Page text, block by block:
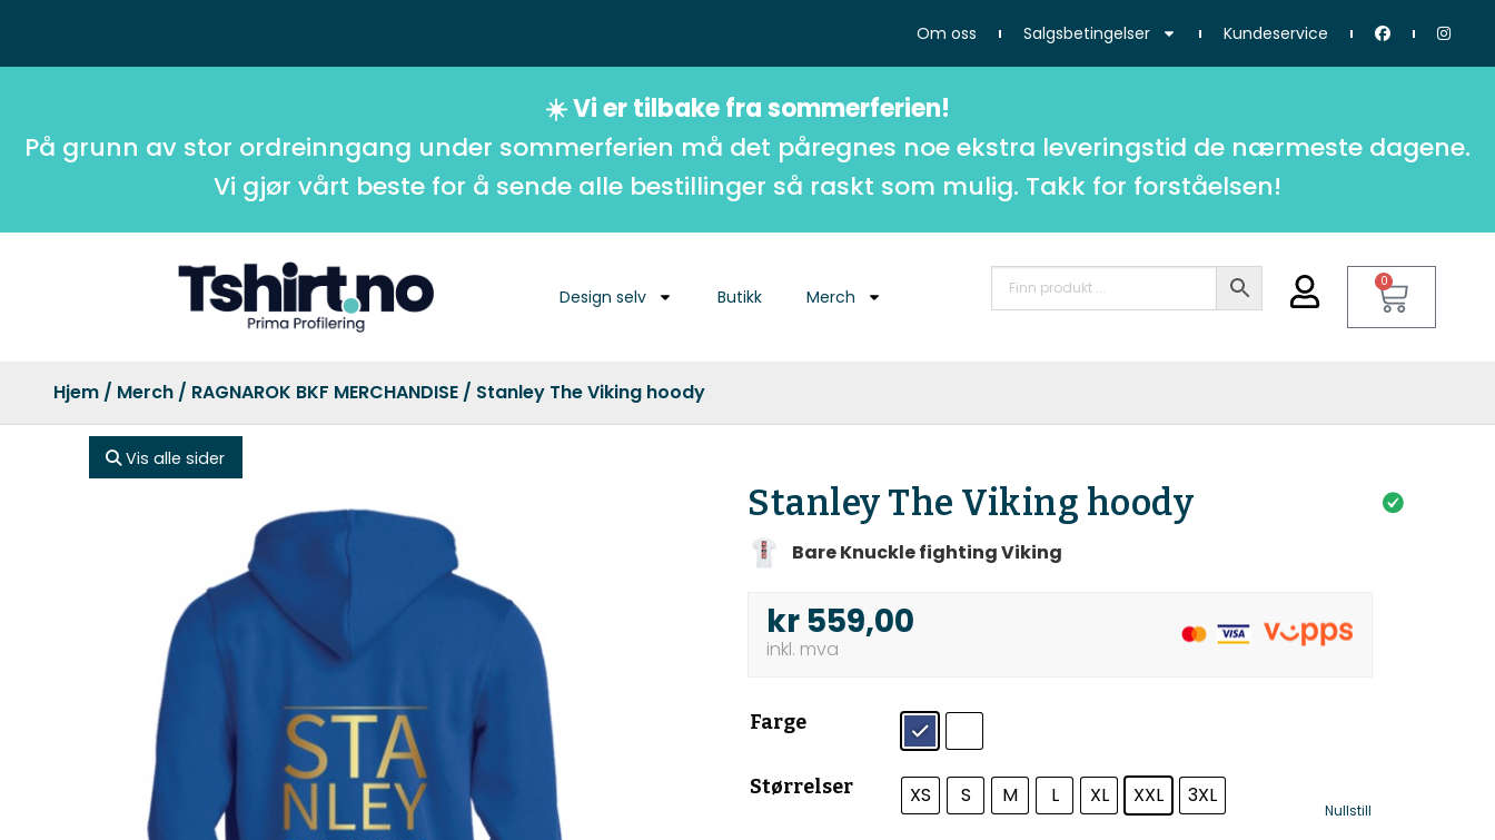
Om oss Salgsbetingelser Kundeservice
☀️ Vi er tilbake fra sommerferien!
På grunn av stor ordreinngang under sommerferien må det påregnes noe ekstra leveringstid de nærmeste dagene.
Vi gjør vårt beste for å sende alle bestillinger så raskt som mulig. Takk for forståelsen!
Design selv Butikk Merch
0
Hjem / Merch / RAGNAROK BKF MERCHANDISE / Stanley The Viking hoody
Vis alle sider
Stanley The Viking hoody
Bare Knuckle fighting Viking
kr 559,00
Farge
Størrelser XS S M L XL XXL 3XL
Nullstill